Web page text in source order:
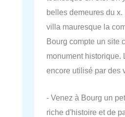
belles demeures du x.
villa mauresque la
Bourg compte un site
monument historique.
encore utilisé par des
- Venez à Bourg un
riche d'histoire et de